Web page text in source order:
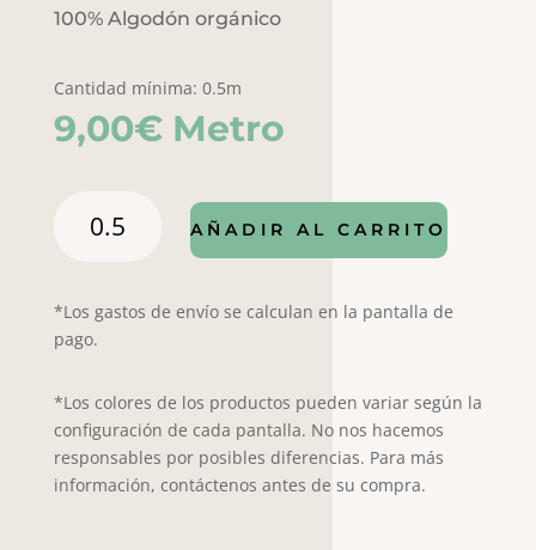
100% Algodón orgánico
Cantidad mínima: 0.5m
9,00€ Metro
Lock
7001
cantidad
AÑADIR AL CARRITO
*Los gastos de envío se calculan en la pantalla de
pago.
*Los colores de los productos pueden variar según la
configuración de cada pantalla. No nos hacemos
responsables por posibles diferencias. Para más
información, contáctenos antes de su compra.